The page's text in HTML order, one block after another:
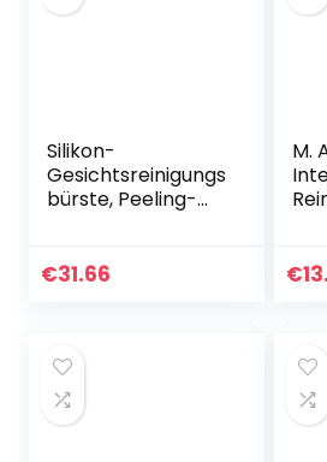
Silikon-
Gesichtsreinigungs
bürste, Peeling-
Elektrische USB-
€31.66
M.
mit
€